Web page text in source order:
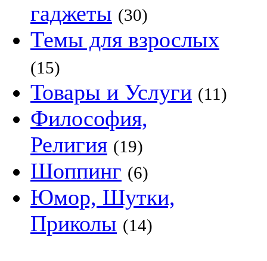
гаджеты (30)
Темы для взрослых
(15)
Товары и Услуги (11)
Философия,
Религия (19)
Шоппинг (6)
Юмор, Шутки,
Приколы (14)